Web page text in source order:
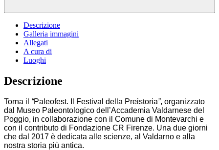
Descrizione
Galleria immagini
Allegati
A cura di
Luoghi
Descrizione
Torna il “Paleofest. Il Festival della Preistoria”, organizzato
dal Museo Paleontologico dell’Accademia Valdarnese del
Poggio, in collaborazione con il Comune di Montevarchi e
con il contributo di Fondazione CR Firenze. Una due giorni
che dal 2017 è dedicata alle scienze, al Valdarno e alla
nostra storia più antica.